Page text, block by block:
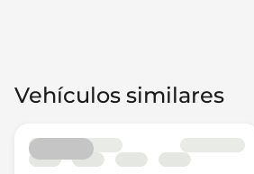
Vehículos similares